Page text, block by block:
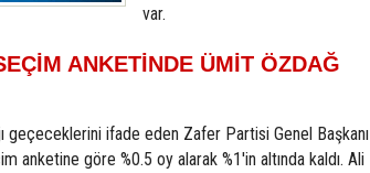
var.
ANKETİNDE ÜMİT ÖZDAĞ
geçeceklerini ifade eden Zafer Partisi Genel Başkanı
anketine göre %0.5 oy alarak %1'in altında kaldı. Ali